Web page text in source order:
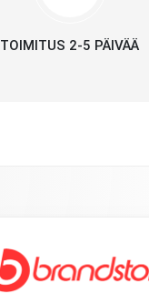
TOIMITUS 2-5 PÄIVÄÄ